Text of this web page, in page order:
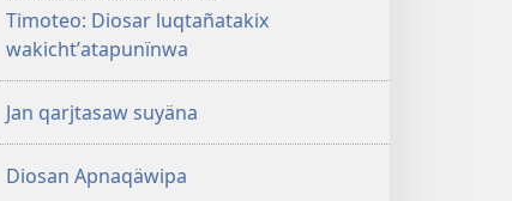
Timoteo: Diosar luqtañatakix
wakichtʼatapunïnwa
Jan qarjtasaw suyäna
Diosan Apnaqäwipa